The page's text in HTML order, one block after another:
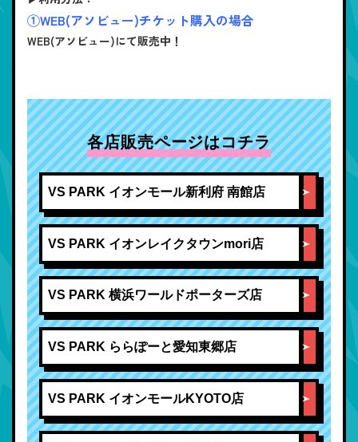
①WEB(アソビュー)チケット購入の場合
WEB(アソビュー)にて販売中！
各店販売ページはコチラ
VS PARK イオンモール新利府 南館店
VS PARK イオンレイクタウンmori店
VS PARK 横浜ワールドポーターズ店
VS PARK ららぽーと愛知東郷店
VS PARK イオンモールKYOTO店